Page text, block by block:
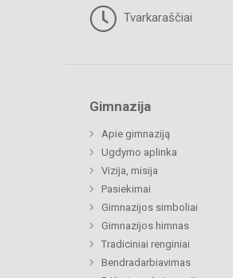
Tvarkaraščiai
Gimnazija
Apie gimnaziją
Ugdymo aplinka
Vizija, misija
Pasiekimai
Gimnazijos simboliai
Gimnazijos himnas
Tradiciniai renginiai
Bendradarbiavimas